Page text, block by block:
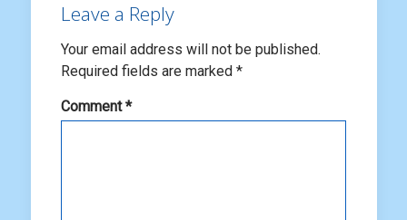
Leave a Reply
Your email address will not be published.
Required fields are marked *
Comment*